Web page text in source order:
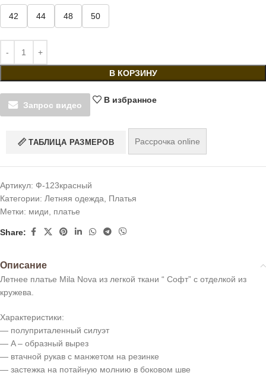
42 44 48 50
В КОРЗИНУ
Запрос видео
В избранное
ТАБЛИЦА РАЗМЕРОВ Рассрочка online
Артикул: Ф-123красный
Категории: Летняя одежда, Платья
Метки: миди, платье
Share:
Описание
Летнее платье Mila Nova из легкой ткани “ Софт” с отделкой из
кружева.
Характеристики:
— полуприталенный силуэт
— A – образный вырез
— втачной рукав с манжетом на резинке
— застежка на потайную молнию в боковом шве